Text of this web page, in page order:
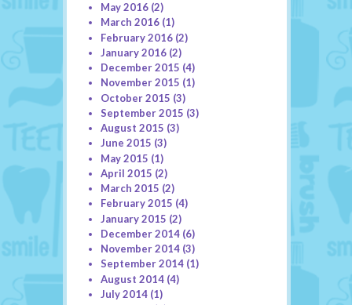
May 2016(2)
March 2016(1)
February 2016(2)
January 2016(2)
December 2015 (4)
November 2015 (1)
October 2015 (3)
September 2015 (3)
August 2015 (3)
June 2015 (3)
May 2015 (1)
April 2015 (2)
March 2015 (2)
February 2015 (4)
January 2015 (2)
December 2014(6)
November 2014(3)
September 2014(1)
August 2014(4)
July 2014(1)